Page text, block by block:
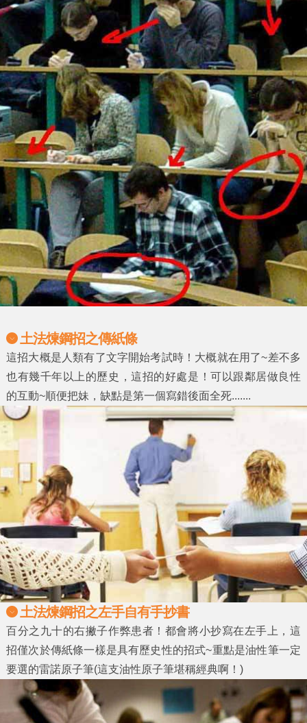
土法煉鋼招之傳紙條
這招大概是人類有了文字開始考試時！大概就在用了~差不多
也有幾千年以上的歷史，這招的好處是！可以跟鄰居做良性
的互動~順便把妹，缺點是第一個寫錯後面全死.......
土法煉鋼招之左手自有手抄書
百分之九十的右撇子作弊患者！都會將小抄寫在左手上，這
招僅次於傳紙條一樣是具有歷史性的招式~重點是油性筆一定
要選的雷諾原子筆(這支油性原子筆堪稱經典啊！)